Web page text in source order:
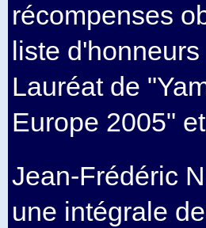
récompenses
liste
Lauréat de
Europe 2005"
Jean-Frédéric
une intégrale